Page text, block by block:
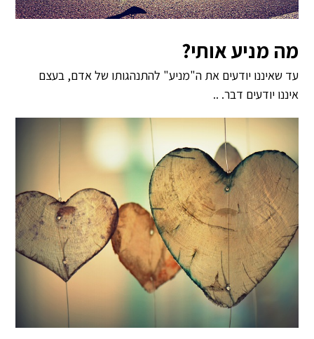
מה מניע אותי?
עד שאיננו יודעים את ה"מניע" להתנהגותו של אדם, בעצם
איננו יודעים דבר. ..